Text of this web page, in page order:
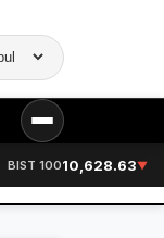
BIST 10010,628.63▼